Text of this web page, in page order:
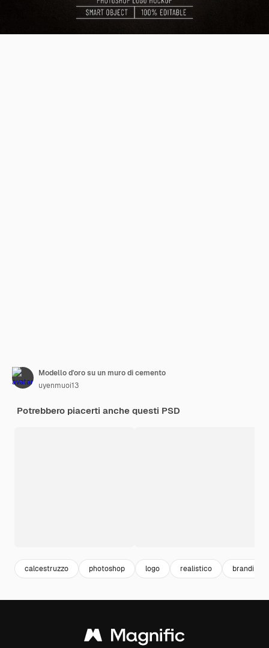
Modello d'oro su un muro di cemento
uyenmuoi13
Potrebbero piacerti anche questi PSD
calcestruzzo photoshop logo realistico branding